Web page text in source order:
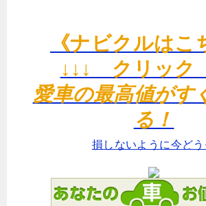
《ナビクルはこ
↓↓↓ クリック
愛車の最高値がす
る！
損しないように今ど